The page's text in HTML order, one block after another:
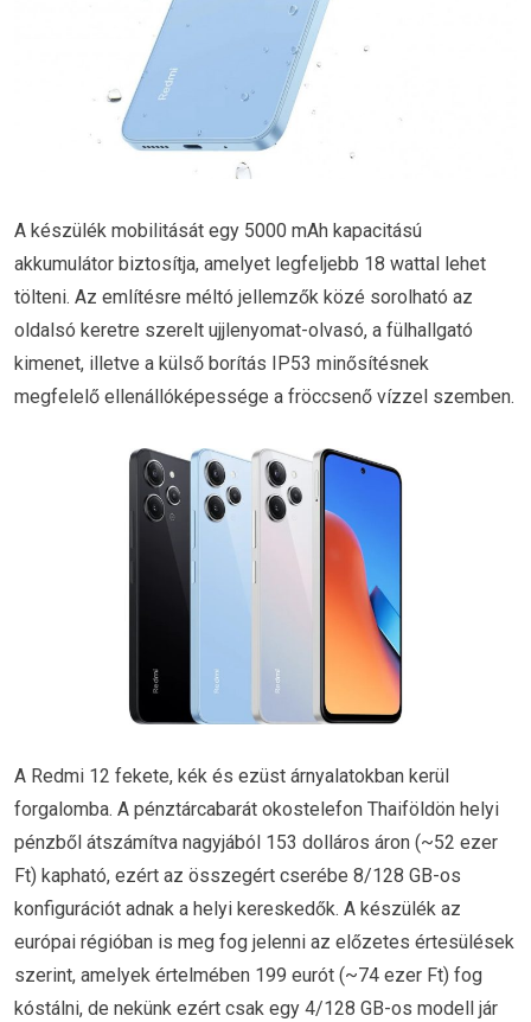
A készülék mobilitását egy 5000 mAh kapacitású
akkumulátor biztosítja, amelyet legfeljebb 18 wattal lehet
tölteni. Az említésre méltó jellemzők közé sorolható az
oldalsó keretre szerelt ujjlenyomat-olvasó, a fülhallgató
kimenet, illetve a külső borítás IP53 minősítésnek
megfelelő ellenállóképessége a fröccsenő vízzel szemben.
A Redmi 12 fekete, kék és ezüst árnyalatokban kerül
forgalomba. A pénztárcabarát okostelefon Thaiföldön helyi
pénzből átszámítva nagyjából 153 dolláros áron (~52 ezer
Ft) kapható, ezért az összegért cserébe 8/128 GB-os
konfigurációt adnak a helyi kereskedők. A készülék az
európai régióban is meg fog jelenni az előzetes értesülések
szerint, amelyek értelmében 199 eurót (~74 ezer Ft) fog
kóstálni, de nekünk ezért csak egy 4/128 GB-os modell jár